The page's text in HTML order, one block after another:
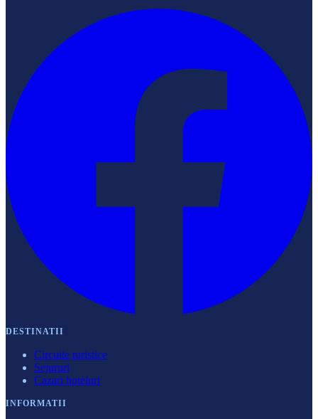
DESTINATII
Circuite turistice
Sejururi
Cazari hoteluri
INFORMATII